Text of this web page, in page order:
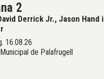
2
Derrick Jr., Jason Hand i
16.08.26
de Palafrugell